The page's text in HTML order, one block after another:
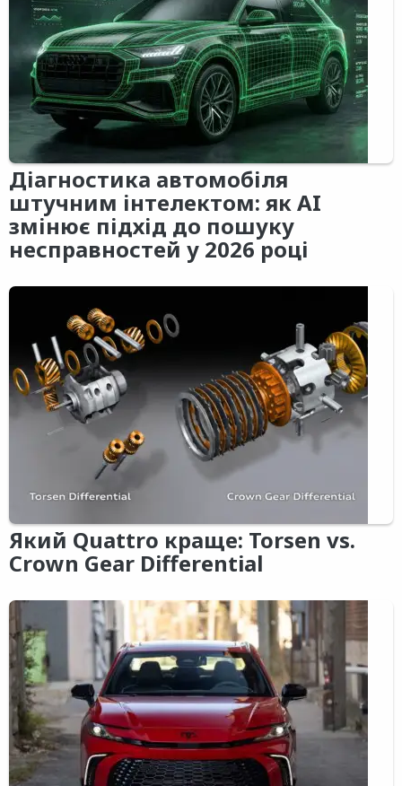
Діагностика автомобіля
штучним інтелектом: як AI
змінює підхід до пошуку
несправностей у 2026 році
Який Quattro краще: Torsen vs.
Crown Gear Differential